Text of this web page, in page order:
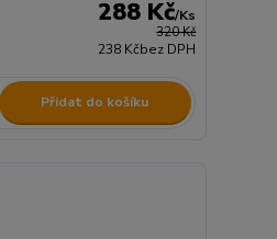
320 Kč
288 Kč/Ks
238 Kčbez DPH
Přidat do košíku